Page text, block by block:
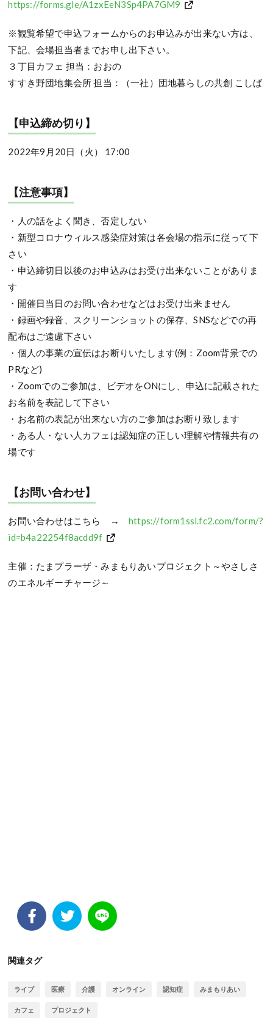
https://forms.gle/A1zxEeN3Sp4PA7GM9
※観覧希望で申込フォームからのお申込みが出来ない方は、
下記、会場担当者までお申し出下さい。
３丁目カフェ 担当：おおの
すすき野団地集会所 担当：（一社）団地暮らしの共創 こしば
【申込締め切り】
2022年9月20日（火） 17:00
【注意事項】
・人の話をよく聞き、否定しない
・新型コロナウィルス感染症対策は各会場の指示に従って下
さい
・申込締切日以後のお申込みはお受け出来ないことがありま
す
・開催日当日のお問い合わせなどはお受け出来ません
・録画や録音、スクリーンショットの保存、SNSなどでの再
配布はご遠慮下さい
・個人の事業の宣伝はお断りいたします(例：Zoom背景での
PRなど)
・Zoomでのご参加は、ビデオをONにし、申込に記載された
お名前を表記して下さい
・お名前の表記が出来ない方のご参加はお断り致します
・ある人・ない人カフェは認知症の正しい理解や情報共有の
場です
【お問い合わせ】
お問い合わせはこちら →https://form1ssl.fc2.com/form/?
id=b4a22254f8acdd9f
主催：たまプラーザ・みまもりあいプロジェクト～やさしさ
のエネルギーチャージ～
関連タグ
ライブ 医療 介護 オンライン 認知症 みまもりあい
カフェ プロジェクト